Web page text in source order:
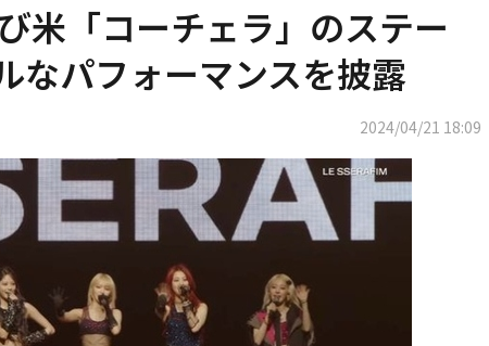
米「コーチェラ」のステー
なパフォーマンスを披露
2024/04/21 18:09